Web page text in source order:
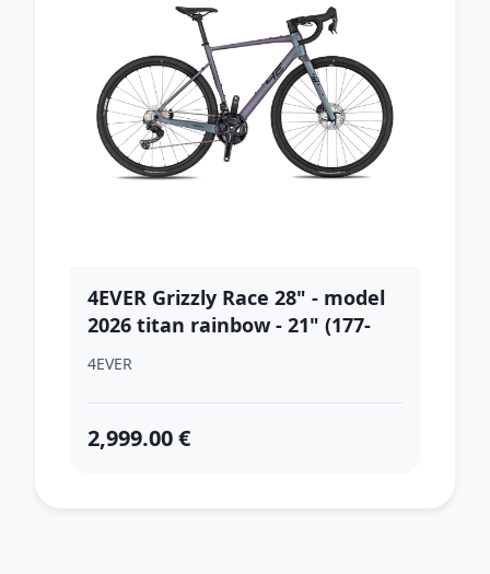
4EVER Grizzly Race 28" - model
2026 titan rainbow - 21" (177-
185 cm)
4EVER
2,999.00 €